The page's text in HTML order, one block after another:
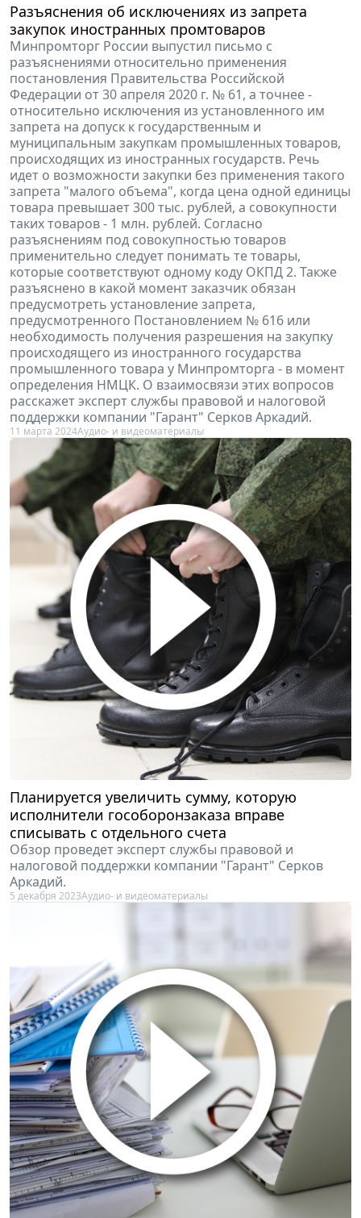
Разъяснения об исключениях из запрета
закупок иностранных промтоваров
Минпромторг России выпустил письмо с
разъяснениями относительно применения
постановления Правительства Российской
Федерации от 30 апреля 2020 г. № 61, а точнее -
относительно исключения из установленного им
запрета на допуск к государственным и
муниципальным закупкам промышленных товаров,
происходящих из иностранных государств. Речь
идет о возможности закупки без применения такого
запрета "малого объема", когда цена одной единицы
товара превышает 300 тыс. рублей, а совокупности
таких товаров - 1 млн. рублей. Согласно
разъяснениям под совокупностью товаров
применительно следует понимать те товары,
которые соответствуют одному коду ОКПД 2. Также
разъяснено в какой момент заказчик обязан
предусмотреть установление запрета,
предусмотренного Постановлением № 616 или
необходимость получения разрешения на закупку
происходящего из иностранного государства
промышленного товара у Минпромторга - в момент
определения НМЦК. О взаимосвязи этих вопросов
расскажет эксперт службы правовой и налоговой
поддержки компании "Гарант" Серков Аркадий.
11 марта 2024Аудио- и видеоматериалы
Планируется увеличить сумму, которую
исполнители гособоронзаказа вправе
списывать с отдельного счета
Обзор проведет эксперт службы правовой и
налоговой поддержки компании "Гарант" Серков
Аркадий.
5 декабря 2023Аудио- и видеоматериалы